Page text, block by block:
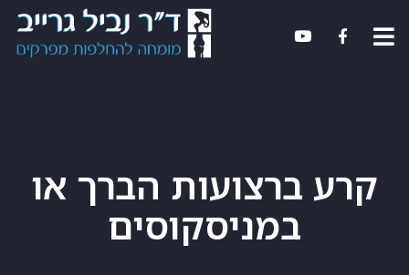
קרע ברצועות הברך או
במניסקוסים